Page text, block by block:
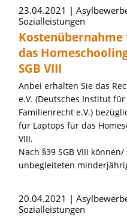
23.04.2021
Sozialleistungen
das
SGB VIII
Anbei erhalten Sie das
e.V. (Deutsches Institut
Familienrecht e.V.)
für Laptops für das
VIII.
Nach §39 SGB VIII
unbegleiteten
20.04.2021
Sozialleistungen